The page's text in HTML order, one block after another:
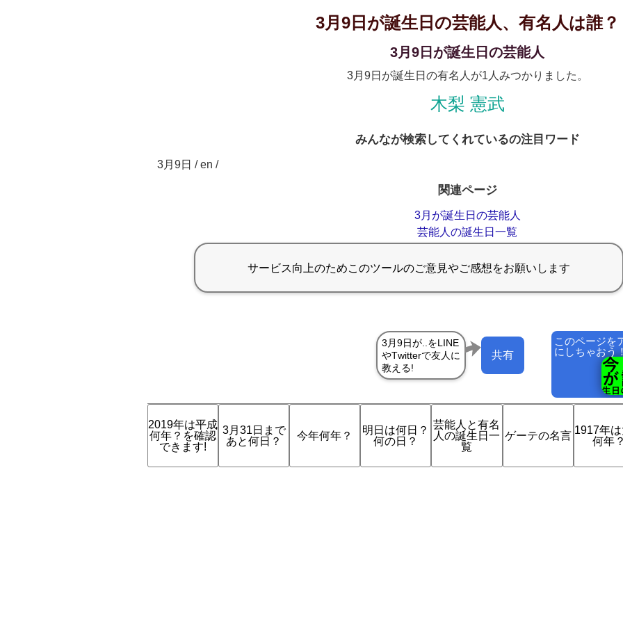
3月9日が誕生日の芸能人、有名人は誰？
3月9日が誕生日の芸能人
3月9日が誕生日の有名人が1人みつかりました。
木梨 憲武
みんなが検索してくれているの注目ワード
3月9日 / en /
関連ページ
3月が誕生日の芸能人
芸能人の誕生日一覧
このページを
にしちゃおう
共有
2019年は平成
何年？を確認
できます!
3月31日まで
あと何日？
今年何年？
明日は何日？
何の日？
芸能人と有名
人の誕生日一
覧
ゲーテの名言 1917年
何年？